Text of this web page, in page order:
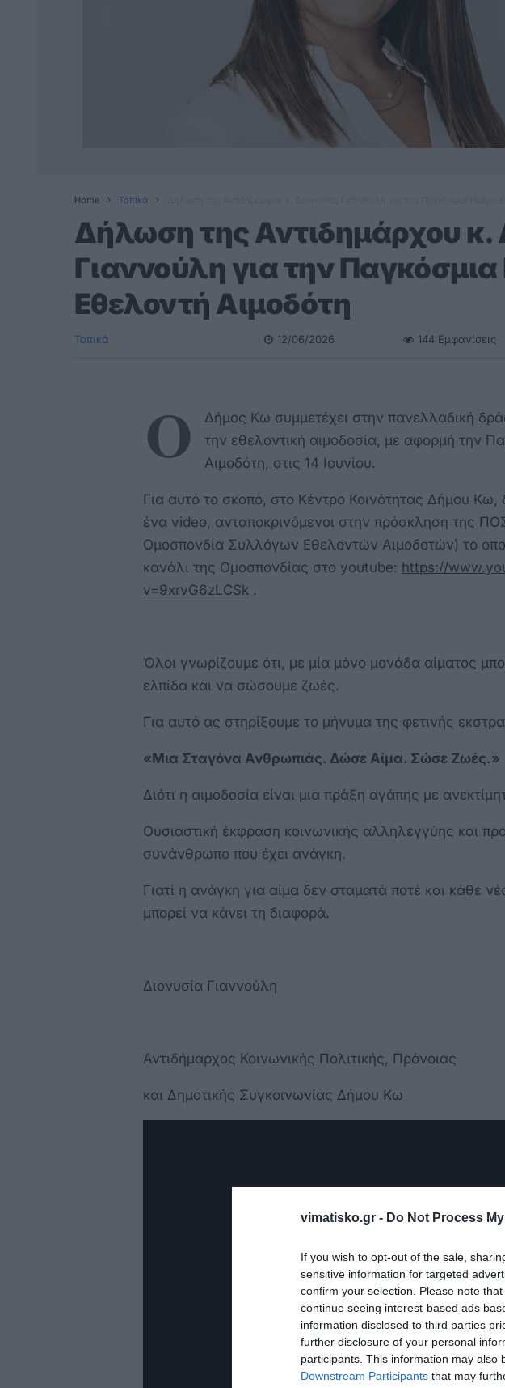
vimatisko.gr - Do Not Process
If you wish to opt-out of the sale,
sensitive information for targeted
confirm your selection. Please note
continue seeing interest-based ads
information disclosed to third parties
further disclosure of your personal
participants. This information may also
Downstream Participants that may
Home Τοπικά
Δήλωση της Αντιδημάρχου κ.
Γιαννούλη για την
Εθελοντή Αιμοδότη
Τοπικά 12/06/2026 144 Εμφανίσεις
Ο
Δήμος Κω συμμετέχει στην πανελλαδική
την εθελοντική αιμοδοσία, με αφορμή την
Αιμοδότη, στις 14 Ιουνίου.
Για αυτό το σκοπό, στο Κέντρο Κοινότητας Δήμου Κω,
ένα video, ανταποκρινόμενοι στην πρόσκληση της
Ομοσπονδία Συλλόγων Εθελοντών Αιμοδοτών) το
κανάλι της Ομοσπονδίας στο youtube: https://
v=9xrvG6zLCSk .
Όλοι γνωρίζουμε ότι, με μία μόνο μονάδα αίματος
ελπίδα και να σώσουμε ζωές.
Για αυτό ας στηρίξουμε το μήνυμα της φετινής
«Μια Σταγόνα Ανθρωπιάς. Δώσε Αίμα. Σώσε Ζωές.»
Διότι η αιμοδοσία είναι μια πράξη αγάπης με
Ουσιαστική έκφραση κοινωνικής αλληλεγγύης και
συνάνθρωπο που έχει ανάγκη.
Γιατί η ανάγκη για αίμα δεν σταματά ποτέ και κάθε
μπορεί να κάνει τη διαφορά.
Διονυσία Γιαννούλη
Αντιδήμαρχος Κοινωνικής Πολιτικής, Πρόνοιας
και Δημοτικής Συγκοινωνίας Δήμου Κω